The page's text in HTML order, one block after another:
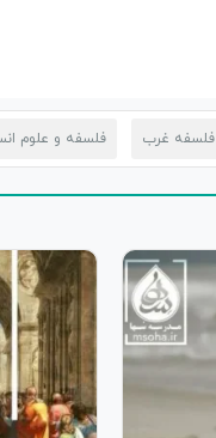
فلسفه غرب فلسفه و علوم